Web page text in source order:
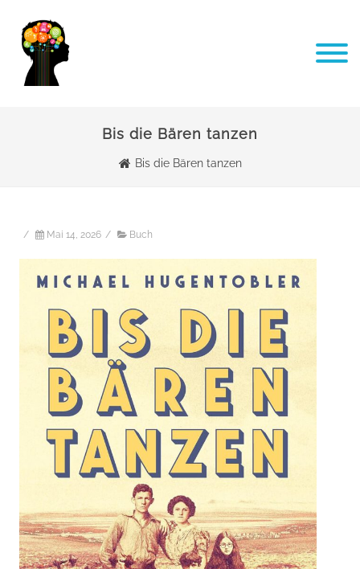
Bis die Bären tanzen
Bis die Bären tanzen
/ Mai 14, 2026 / Buch